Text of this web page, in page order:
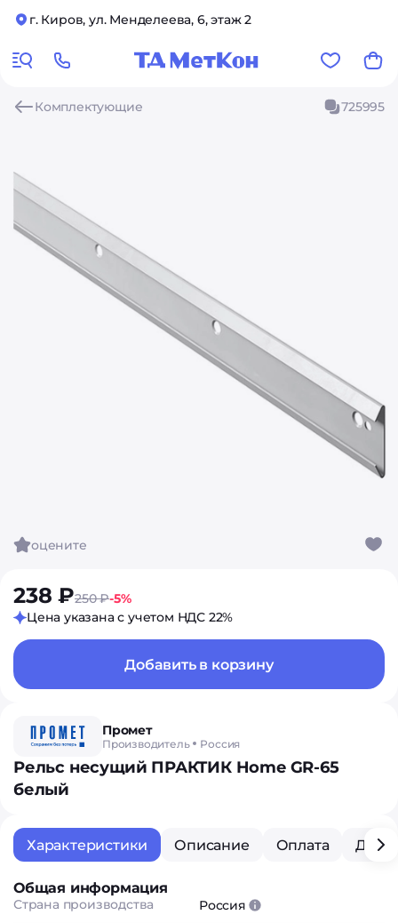
г. Киров, ул. Менделеева, 6, этаж 2
Комплектующие 725995
оцените
238 ₽250 ₽-5%
Цена указана с учетом НДС 22%
Добавить в корзину
Промет
Производитель Россия
Рельс несущий ПРАКТИК Home GR-65
белый
Характеристики Описание Оплата
Общая информация
Страна производства
Россия